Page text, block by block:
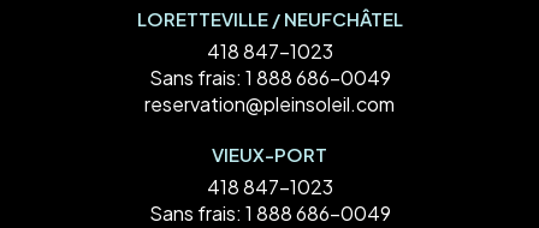
LORETTEVILLE / NEUFCHÂTEL
418 847-1023
Sans frais: 1 888 686-0049
reservation@pleinsoleil.com
VIEUX-PORT
418 847-1023
Sans frais: 1 888 686-0049